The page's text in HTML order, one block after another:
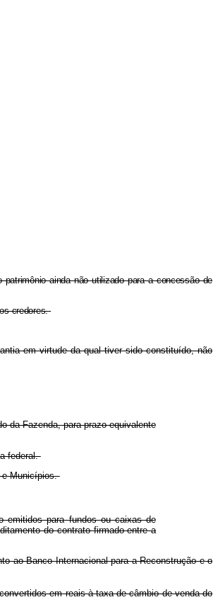
ainda não utilizado para a concessão de
credores.
em virtude da qual tiver sido constituído, não
da Fazenda, para prazo equivalente
federal.
e Municípios.
emitidos para fundos ou caixas de
do contrato firmado entre a
ao Banco Internacional para a Reconstrução e o
em reais à taxa de câmbio de venda do